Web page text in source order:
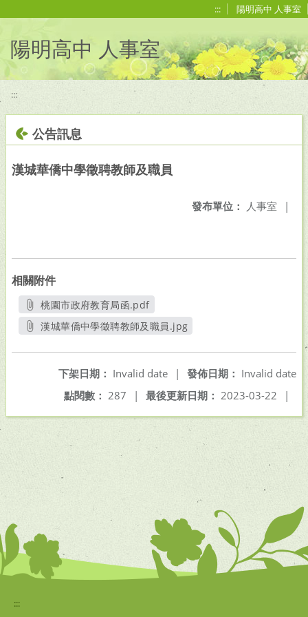
::: 陽明高中 人事室
陽明高中 人事室
:::
公告訊息
漢城華僑中學徵聘教師及職員
發布單位： 人事室 |
相關附件
桃園市政府教育局函.pdf
另開新視窗
漢城華僑中學徵聘教師及職員.jpg
發佈日期： Invalid date
下架日期： Invalid date
|
最後更新日期： 2023-03-22 |
點閱數： 287 |
:::